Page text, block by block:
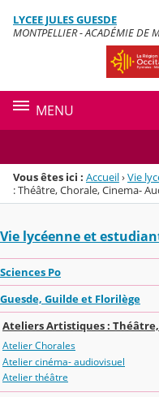
Menu de la rubrique
Contenu
LYCEE JULES GUESDE
MONTPELLIER - ACADÉMIE DE
MENU
Vous êtes ici : Accueil›Vie
: Théâtre, Chorale, Cinema-
Vie lycéenne et
Sciences Po
Guesde, Guilde et Florilège
Ateliers Artistiques :
Atelier Chorales
Atelier cinéma- audiovisuel
Atelier théâtre